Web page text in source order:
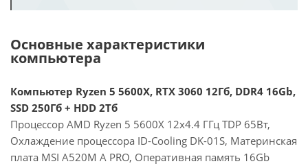
Основные характеристики
компьютера
Компьютер Ryzen 5 5600X, RTX 3060 12Гб, DDR4 16Gb,
SSD 250Гб + HDD 2Тб
Процессор AMD Ryzen 5 5600X 12x4.4 ГГц TDP 65Вт,
Охлаждение процессора ID-Cooling DK-01S, Материнская
плата MSI A520M A PRO, Оперативная память 16Gb